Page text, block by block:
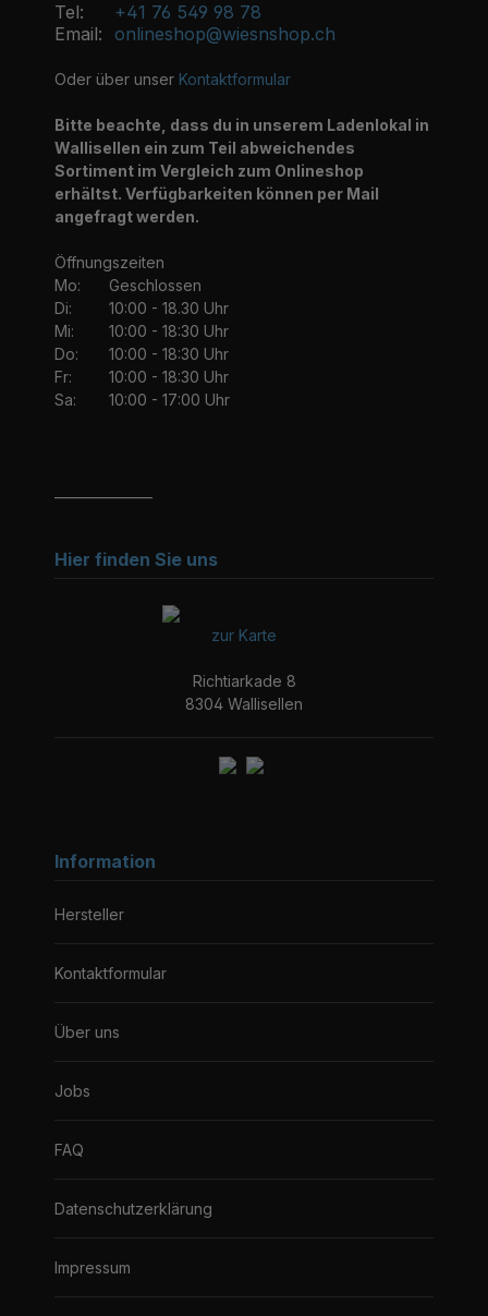
Tel:
+41 76 549 98 78
Email: onlineshop@wiesnshop.ch
Oder über unser Kontaktformular
Bitte beachte, dass du in unserem Ladenlokal in
Wallisellen ein zum Teil abweichendes
Sortiment im Vergleich zum Onlineshop
erhältst. Verfügbarkeiten können per Mail
angefragt werden.
Öffnungszeiten
Mo:
Geschlossen
Di:
10:00 - 18.30 Uhr
Mi:
10:00 - 18:30 Uhr
Do:
10:00 - 18:30 Uhr
Fr:
10:00 - 18:30 Uhr
Sa:
10:00 - 17:00 Uhr
Hier finden Sie uns
zur Karte
Richtiarkade 8
8304 Wallisellen
Information
Hersteller
Kontaktformular
Über uns
Jobs
FAQ
Datenschutzerklärung
Impressum